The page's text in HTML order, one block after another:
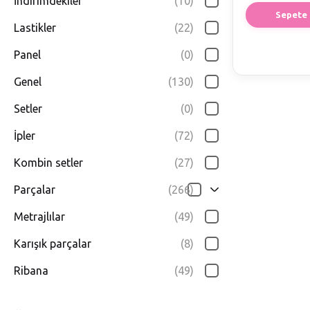
Lastikler (22)
Panel (0)
Genel (130)
Setler (0)
İpler (72)
Kombin setler (27)
Parçalar (266)
Metrajlılar (49)
Karışık parçalar (8)
Ribana (49)
Sepete